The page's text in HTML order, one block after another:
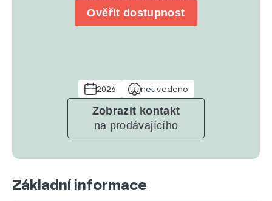
Ověřit dostupnost
2026 neuvedeno
Zobrazit kontakt
na prodávajícího
Základní informace